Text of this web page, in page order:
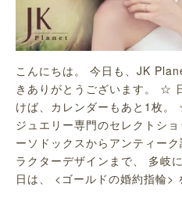
こんにちは。 今日も、JK
きありがとうございます。 ☆
けば、カレンダーもあと1枚
ジュエリー専門のセレクトシ
ーソドックスからアンティー
ラクターデザインまで、 多岐
日は、 <ゴールドの婚約指輪>